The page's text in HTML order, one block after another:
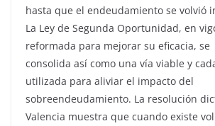
hasta que el endeudamiento se volvió
La Ley de Segunda Oportunidad, en
reformada para mejorar su eficacia, se
consolida así como una vía viable y
utilizada para aliviar el impacto del
sobreendeudamiento. La resolución
Valencia muestra que cuando existe